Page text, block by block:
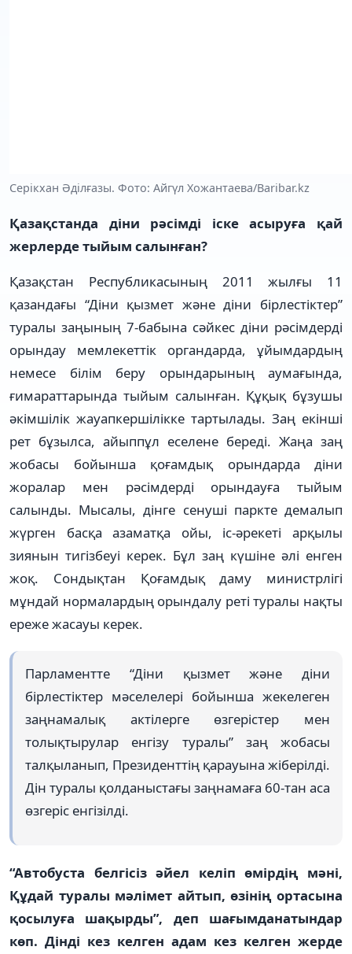
Серікхан Әділғазы. Фото: Айгүл Хожантаева/Baribar.kz
Қазақстанда діни рәсімді іске асыруға қай
жерлерде тыйым салынған?
Қазақстан Республикасының 2011 жылғы 11
қазандағы “Діни қызмет және діни бірлестіктер”
туралы заңының 7-бабына сәйкес діни рәсімдерді
орындау мемлекеттік органдарда, ұйымдардың
немесе білім беру орындарының аумағында,
ғимараттарында тыйым салынған. Құқық бұзушы
әкімшілік жауапкершілікке тартылады. Заң екінші
рет бұзылса, айыппұл еселене береді. Жаңа заң
жобасы бойынша қоғамдық орындарда діни
жоралар мен рәсімдерді орындауға тыйым
салынды. Мысалы, дінге сенуші паркте демалып
жүрген басқа азаматқа ойы, іс-әрекеті арқылы
зиянын тигізбеуі керек. Бұл заң күшіне әлі енген
жоқ. Сондықтан Қоғамдық даму министрлігі
мұндай нормалардың орындалу реті туралы нақты
ереже жасауы керек.
Парламентте “Діни қызмет және діни
бірлестіктер мәселелері бойынша жекелеген
заңнамалық актілерге өзгерістер мен
толықтырулар енгізу туралы” заң жобасы
талқыланып, Президенттің қарауына жіберілді.
Дін туралы қолданыстағы заңнамаға 60-тан аса
өзгеріс енгізілді.
“Автобуста белгісіз әйел келіп өмірдің мәні,
Құдай туралы мәлімет айтып, өзінің ортасына
қосылуға шақырды”, деп шағымданатындар
көп. Дінді кез келген адам кез келген жерде